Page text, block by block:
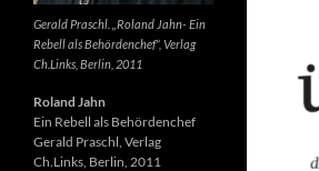
Gerald Praschl. „Roland Jahn- Ein
Rebell als Behördenchef“, Verlag
Ch.Links, Berlin, 2011
Roland Jahn
Ein Rebell als Behördenchef
Gerald Praschl, Verlag
Ch.Links, Berlin, 2011